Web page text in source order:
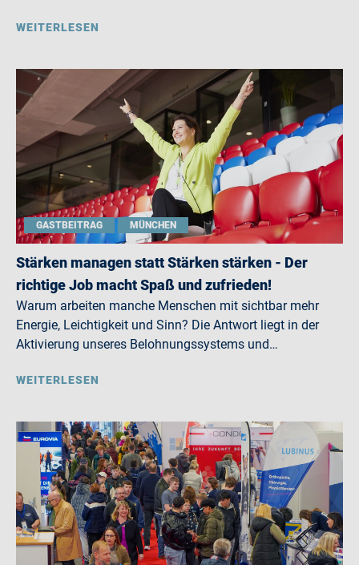
WEITERLESEN
GASTBEITRAG MÜNCHEN
Stärken managen statt Stärken stärken - Der
richtige Job macht Spaß und zufrieden!
Warum arbeiten manche Menschen mit sichtbar mehr
Energie, Leichtigkeit und Sinn? Die Antwort liegt in der
Aktivierung unseres Belohnungssystems und…
WEITERLESEN